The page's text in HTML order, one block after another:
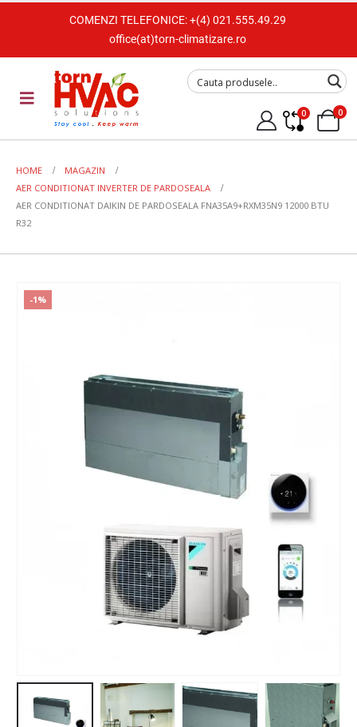
COMENZI TELEFONICE:+(4) 021.555.49.29
office(at)torn-climatizare.ro
0 0
HOME
MAGAZIN
AER CONDITIONAT INVERTER DE PARDOSEALA
AER CONDITIONAT DAIKIN DE PARDOSEALA FNA35A9+RXM35N9 12000 BTU
R32
-1%